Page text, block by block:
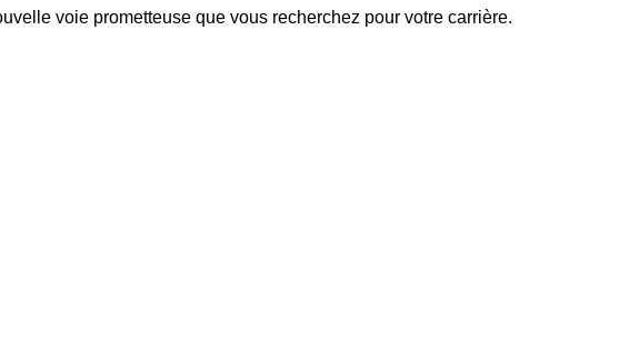
voie prometteuse que vous recherchez pour votre carrière.